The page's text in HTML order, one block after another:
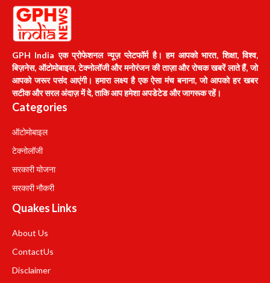
GPH India एक प्रोफेशनल न्यूज़ प्लेटफॉर्म है। हम आपको भारत, शिक्षा, विश्व,
बिज़नेस, ऑटोमोबाइल, टेक्नोलॉजी और मनोरंजन की ताज़ा और रोचक खबरें लाते हैं, जो
आपको जरूर पसंद आएंगी। हमारा लक्ष्य है एक ऐसा मंच बनाना, जो आपको हर खबर
सटीक और सरल अंदाज़ में दे, ताकि आप हमेशा अपडेटेड और जागरूक रहें।
Categories
ऑटोमोबाइल
टेक्नोलॉजी
सरकारी योजना
सरकारी नौकरी
Quakes Links
About Us
ContactUs
Disclaimer